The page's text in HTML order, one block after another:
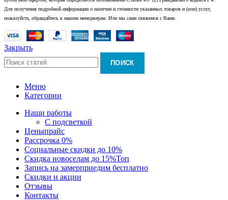
Для получения подробной информации о наличии и стоимости указанных товаров и (или) услуг,
пожалуйста, обращайтесь к нашим менеджерам. Или мы сами свяжемся с Вами.
Закрыть
ПОИСК
Меню
Категории
Наши работы
С подсветкой
Ценыпрайс
Рассрочка 0%
Социальные скидки до 10%
Скидка новоселам до 15%Топ
Запись на замерприедим бесплатно
Скидки и акции
Отзывы
Контакты